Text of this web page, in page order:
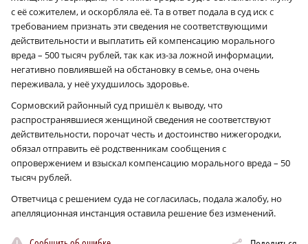
с её сожителем, и оскорбляла её. Та в ответ подала в суд иск с
требованием признать эти сведения не соответствующими
действительности и выплатить ей компенсацию морального
вреда – 500 тысяч рублей, так как из-за ложной информации,
негативно повлиявшей на обстановку в семье, она очень
переживала, у неё ухудшилось здоровье.
Сормовский районный суд пришёл к выводу, что
распространявшиеся женщиной сведения не соответствуют
действительности, порочат честь и достоинство нижегородки,
обязал отправить её родственникам сообщения с
опровержением и взыскал компенсацию морального вреда – 50
тысяч рублей.
Ответчица с решением суда не согласилась, подала жалобу, но
апелляционная инстанция оставила решение без изменений.